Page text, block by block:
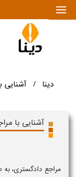
|||
دینا / آشنایی
آشنایی با
مراجع دادگستری،